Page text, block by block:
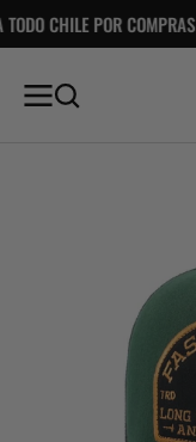
AL
COMPRAS SOBRE $80.000!